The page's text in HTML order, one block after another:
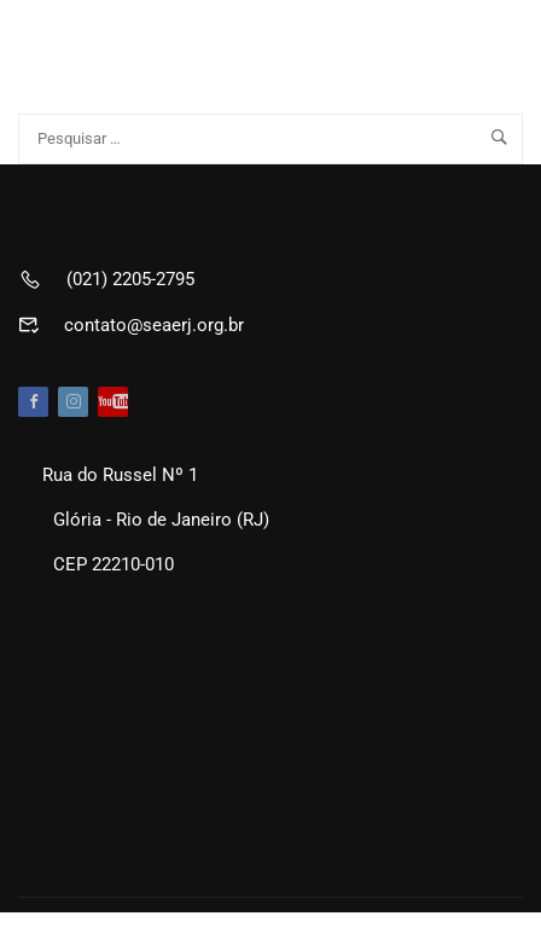
(021) 2205-2795
contato@seaerj.org.br
Rua do Russel Nº 1
Glória - Rio de Janeiro (RJ)
CEP 22210-010